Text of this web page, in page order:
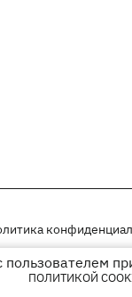
ПОЛИТИКОЙ